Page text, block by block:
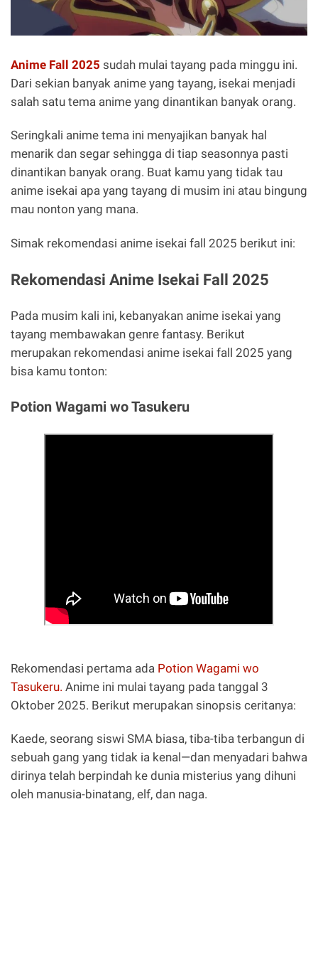
Anime Fall 2025 sudah mulai tayang pada minggu ini.
Dari sekian banyak anime yang tayang, isekai menjadi
salah satu tema anime yang dinantikan banyak orang.
Seringkali anime tema ini menyajikan banyak hal
menarik dan segar sehingga di tiap seasonnya pasti
dinantikan banyak orang. Buat kamu yang tidak tau
anime isekai apa yang tayang di musim ini atau bingung
mau nonton yang mana.
Simak rekomendasi anime isekai fall 2025 berikut ini:
Rekomendasi Anime Isekai Fall 2025
Pada musim kali ini, kebanyakan anime isekai yang
tayang membawakan genre fantasy. Berikut
merupakan rekomendasi anime isekai fall 2025 yang
bisa kamu tonton:
Potion Wagami wo Tasukeru
Rekomendasi pertama ada Potion Wagami wo
Tasukeru. Anime ini mulai tayang pada tanggal 3
Oktober 2025. Berikut merupakan sinopsis ceritanya:
Kaede, seorang siswi SMA biasa, tiba-tiba terbangun di
sebuah gang yang tidak ia kenal—dan menyadari bahwa
dirinya telah berpindah ke dunia misterius yang dihuni
oleh manusia-binatang, elf, dan naga.